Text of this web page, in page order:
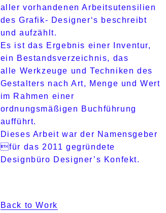
aller vorhandenen Arbeitsutensilien
des Grafik- Designer‘s beschreibt
und aufzählt.
Es ist das Ergebnis einer Inventur,
ein Bestandsverzeichnis, das
alle Werkzeuge und Techniken des
Gestalters nach Art, Menge und Wert
im Rahmen einer
ordnungsmäßigen Buchführung
aufführt.
Dieses Arbeit war der Namensgeber
für das 2011 gegründete
Designbüro Designer’s Konfekt.
Back to Work